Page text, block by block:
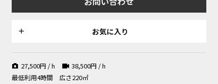
モルタル壁 格子ダブルドア メ
メイクルーム / 通路 グレーの壁
お気に入り
27,500円 / h 38,500円 / h
最低利用4時間
広さ220㎡